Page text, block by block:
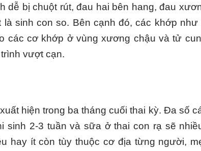
dễ bị chuột rút, đau hai bên hang, đau
sinh con so. Bên cạnh đó, các khớp như
các cơ khớp ở vùng xương chậu và tử
vượt cạn.
hiện trong ba tháng cuối thai kỳ. Đa số
sinh 2-3 tuần và sữa ở thai con rạ sẽ
hay ít còn tùy thuộc cơ địa từng người,